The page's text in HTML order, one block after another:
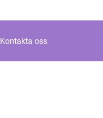
Kontakta oss